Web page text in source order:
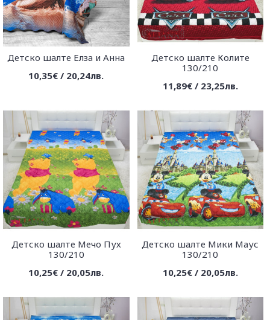
Детско шалте Елза и Анна
10,35€ / 20,24лв.
Детско шалте Колите
130/210
11,89€ / 23,25лв.
Детско шалте Мечо Пух
130/210
10,25€ / 20,05лв.
Детско шалте Мики Маус
130/210
10,25€ / 20,05лв.